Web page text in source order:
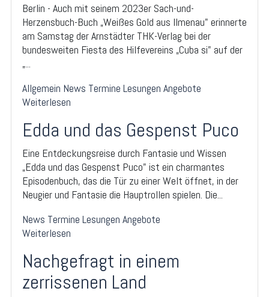
Berlin - Auch mit seinem 2023er Sach-und-
Herzensbuch-Buch „Weißes Gold aus Ilmenau" erinnerte
am Samstag der Arnstädter THK-Verlag bei der
bundesweiten Fiesta des Hilfevereins „Cuba si" auf der
„...
Allgemein News Termine Lesungen Angebote
Weiterlesen
Edda und das Gespenst Puco
Eine Entdeckungsreise durch Fantasie und Wissen
„Edda und das Gespenst Puco" ist ein charmantes
Episodenbuch, das die Tür zu einer Welt öffnet, in der
Neugier und Fantasie die Hauptrollen spielen. Die...
News Termine Lesungen Angebote
Weiterlesen
Nachgefragt in einem
zerrissenen Land